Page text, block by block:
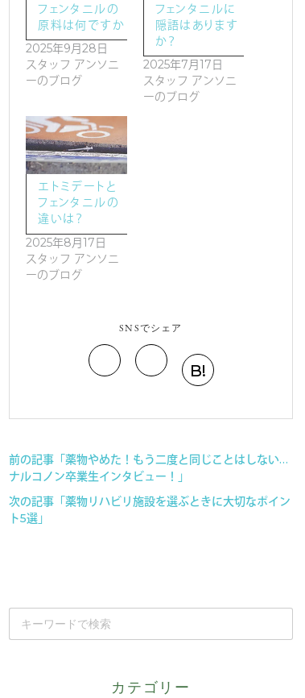
フェンタニルの
原料は何ですか
2025年9月28日
スタッフ アンソニ
ーのブログ
フェンタニルに
隠語はあります
か？
2025年7月17日
スタッフ アンソニ
ーのブログ
エトミデートと
フェンタニルの
違いは？
2025年8月17日
スタッフ アンソニ
ーのブログ
SNSでシェア
B!
前の記事「薬物やめた！もう二度と同じことはしない…
ナルコノン卒業生インタビュー！」
次の記事「薬物リハビリ施設を選ぶときに大切なポイン
ト5選」
カテゴリー